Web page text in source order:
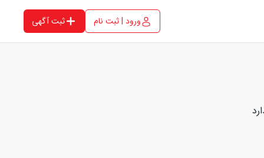
ورود | ثبت نام ثبت آگهی